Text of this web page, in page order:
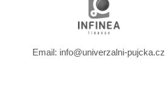
Email: info@univerzalni-pujcka.cz